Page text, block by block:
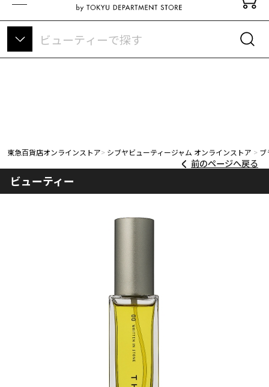
東急百貨店オンラインストアについて
東急百貨店オンラインストア シブヤビューティージャム オンラインストア ブ
前のページへ戻る
ビューティー